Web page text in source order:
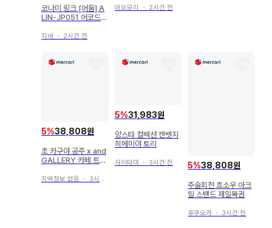
코나미 링크 [어둠] A
LIN-JP051 어코드
리프
지바 ・ 2시간 전
아오모리 ・ 2시간 전
5%38,808원
초 카구야 공주 x and
GALLERY 카페 트레
카구야
지역정보 없음 ・ 3시간 전
5%31,983원
앙스타 컬렉션 캔뱃지
히메미야 토리
사이타마・ 3시간 전 5%38,808원
주술회전 쵸소우 아크
릴 스탠드 제일복권
후쿠오카 ・ 3시간 전